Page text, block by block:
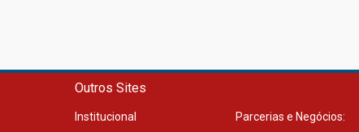
Outros Sites
Institucional
Parcerias e Negócios: